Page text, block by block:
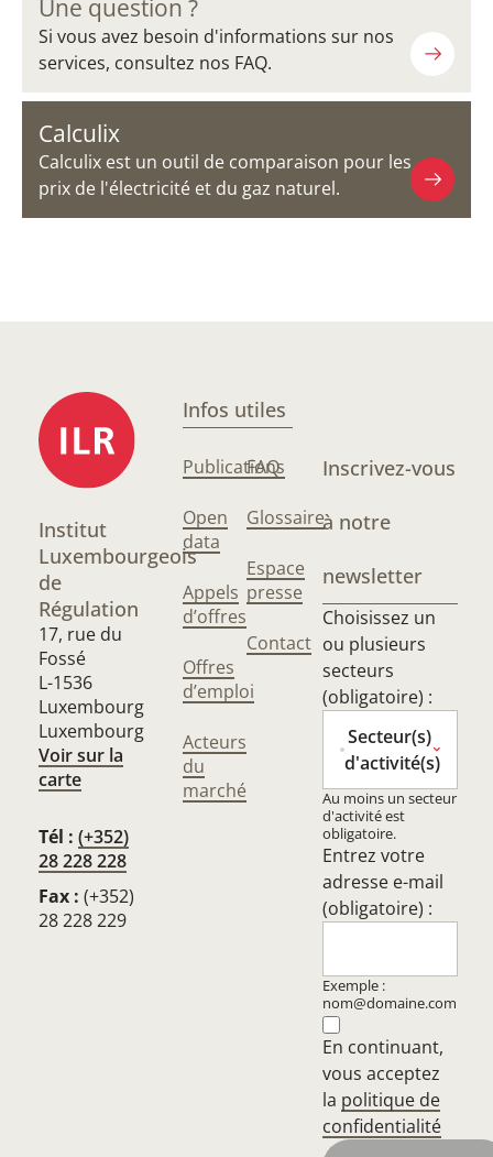
Une question ?
Si vous avez besoin d'informations sur nos
services, consultez nos FAQ.
Calculix
Calculix est un outil de comparaison pour les
prix de l'électricité et du gaz naturel.
Institut
Luxembourgeois
de
Régulation
17, rue du
Fossé
L-1536
Luxembourg
Luxembourg
Voir sur la
carte
Tél : (+352)
28 228 228
Fax : (+352)
28 228 229
Infos utiles
Publications
Open
data
Appels
d’offres
Offres
d’emploi
Acteurs
du
marché
FAQ
Glossaire
Espace
presse
Contact
Inscrivez-vous
à notre
newsletter
Choisissez un
ou plusieurs
secteurs
(obligatoire) :
Secteur(s)
d'activité(s)
Au moins un secteur
d'activité est
obligatoire.
Entrez votre
adresse e-mail
(obligatoire) :
Exemple :
nom@domaine.com
En continuant,
vous acceptez
la politique de
confidentialité